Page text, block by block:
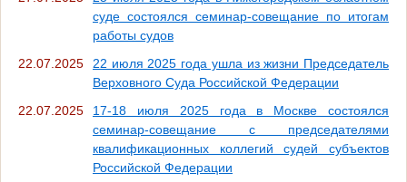
суде состоялся семинар-совещание по итогам
работы судов
22.07.2025
22 июля 2025 года ушла из жизни Председатель
Верховного Суда Российской Федерации
22.07.2025
17-18 июля 2025 года в Москве состоялся
семинар-совещание с председателями
квалификационных коллегий судей субъектов
Российской Федерации